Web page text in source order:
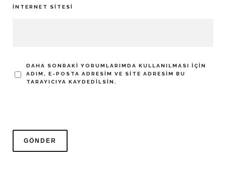
İNTERNET SITESI
DAHA SONRAKI YORUMLARIMDA KULLANILMASI IÇIN
ADIM, E-POSTA ADRESIM VE SITE ADRESIM BU
TARAYICIYA KAYDEDILSIN.